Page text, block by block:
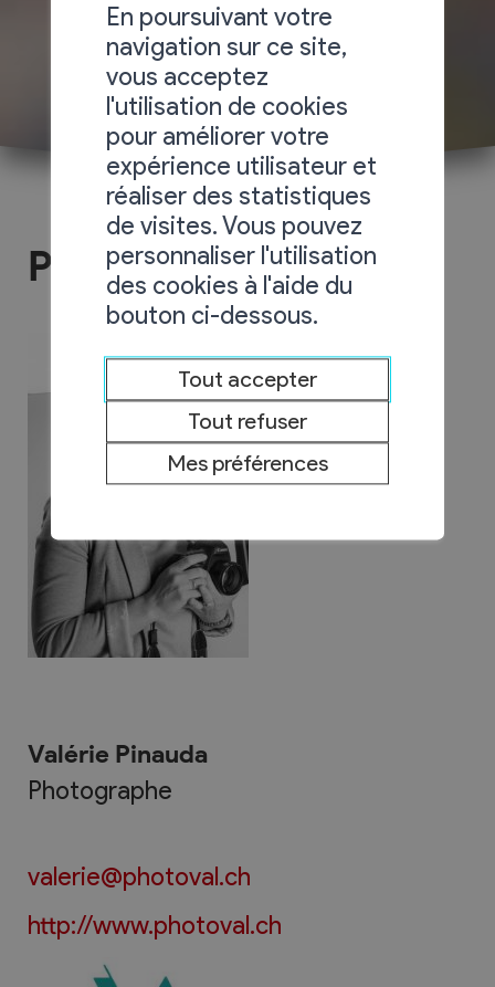
Photoval
Valérie Pinauda
Photographe
valerie@photoval.ch
http://www.photoval.ch
En poursuivant votre
navigation sur ce site,
vous acceptez
l'utilisation de cookies
pour améliorer votre
expérience utilisateur et
réaliser des statistiques
de visites. Vous pouvez
personnaliser l'utilisation
des cookies à l'aide du
bouton ci-dessous.
Tout accepter
Tout refuser
Mes préférences